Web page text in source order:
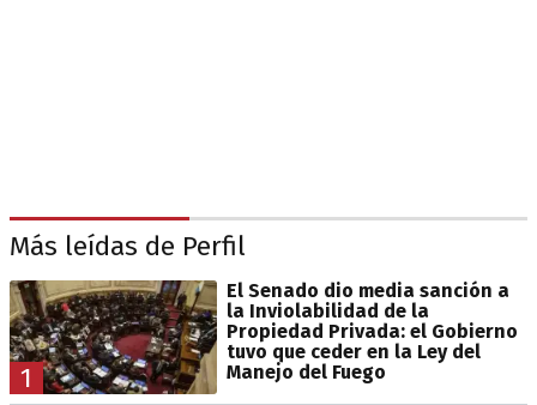
Más leídas de Perfil
1
El Senado dio media sanción a
la Inviolabilidad de la
Propiedad Privada: el Gobierno
tuvo que ceder en la Ley del
Manejo del Fuego